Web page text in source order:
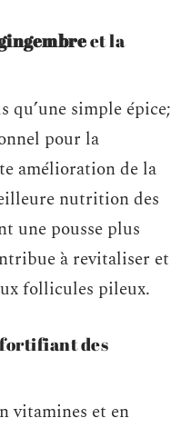
et la
qu’une simple épice;
pour la
amélioration de la
nutrition des
une pousse plus
à revitaliser et
follicules pileux.
des
vitamines et en